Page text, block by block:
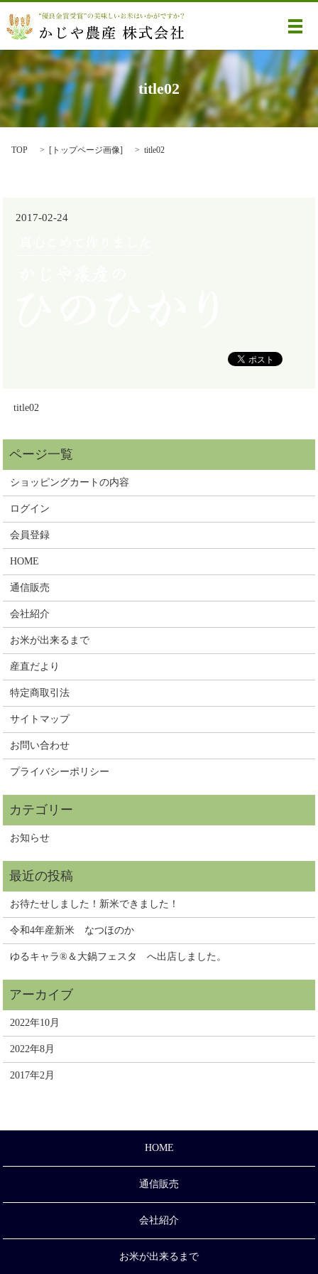
メ
title02
TOP [ トップページ画像] title02
2017-02-24
title02
ショッピングカートの内容
ログイン
会員登録
HOME
通信販売
会社紹介
お米が出来るまで
産直だより
特定商取引法
サイトマップ
お問い合わせ
プライバシーポリシー
お知らせ
お待たせしました！新米できました！
令和4年産新米 なつほのか
ゆるキャラ®＆大鍋フェスタ へ出店しました。
2022年10月
2022年8月
2017年2月
HOME
通信販売
会社紹介
お米が出来るまで